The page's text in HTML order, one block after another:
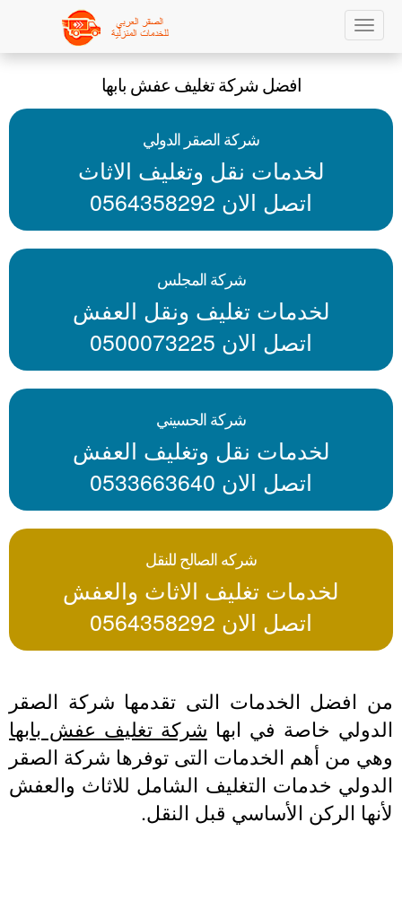
Toggle
navigation
افضل شركة تغليف عفش بابها
شركة الصقر الدولي
لخدمات نقل وتغليف الاثاث
اتصل الان 0564358292
شركة المجلس
لخدمات تغليف ونقل العفش
اتصل الان 0500073225
شركة الحسيني
لخدمات نقل وتغليف العفش
اتصل الان 0533663640
شركه الصالح للنقل
لخدمات تغليف الاثاث والعفش
اتصل الان 0564358292
افضل الخدمات التى تقدمها شركة الصقر
خاصة في ابهاشركة تغليف عفش بابها
من أهم الخدمات التى توفرها شركة الصقر
خدمات التغليف الشامل للاثاث والعفش
الركن الأساسي قبل النقل.